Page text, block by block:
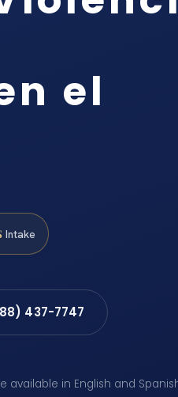
el
Intake
437-7747
available in English and